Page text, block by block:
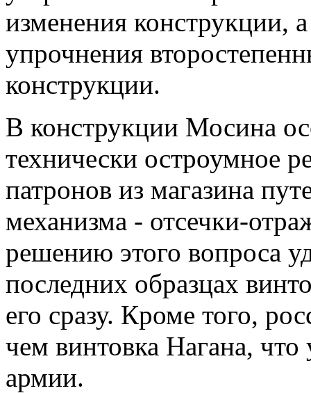
изменения конструкции,
упрочнения
конструкции.
В конструкции Мосина
технически остроумное
патронов из магазина
механизма - отсечки-
решению этого вопроса
последних образцах
его сразу. Кроме того,
чем винтовка Нагана,
армии.